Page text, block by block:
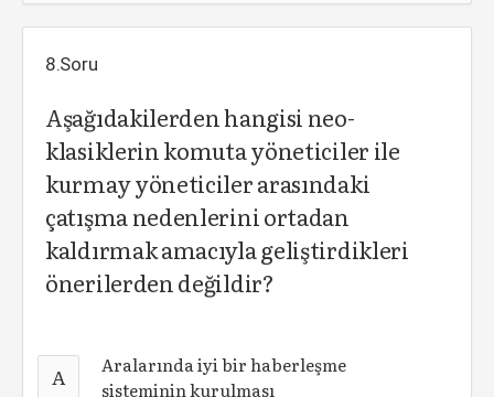
8.Soru
Aşağıdakilerden hangisi neo-
klasiklerin komuta yöneticiler ile
kurmay yöneticiler arasındaki
çatışma nedenlerini ortadan
kaldırmak amacıyla geliştirdikleri
önerilerden değildir?
A
Aralarında iyi bir haberleşme
sisteminin kurulması